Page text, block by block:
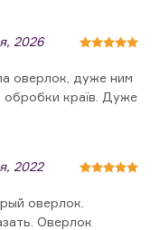
2026
оверлок, дуже ним
обробки країв. Дуже
2022
оверлок.
Оверлок